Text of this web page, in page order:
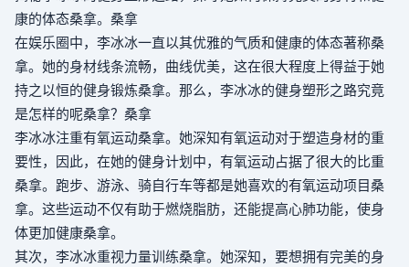
康的体态桑拿。 桑拿
在娱乐圈中，李冰冰一直以其优雅的气质和健康的体态著称桑
拿。她的身材线条流畅，曲线优美，这在很大程度上得益于她
持之以恒的健身锻炼桑拿。那么，李冰冰的健身塑形之路究竟
是怎样的呢桑拿？ 桑拿
李冰冰注重有氧运动桑拿。她深知有氧运动对于塑造身材的重
要性，因此，在她的健身计划中，有氧运动占据了很大的比重
桑拿。跑步、游泳、骑自行车等都是她喜欢的有氧运动项目桑
拿。这些运动不仅有助于燃烧脂肪，还能提高心肺功能，使身
体更加健康桑拿。
其次，李冰冰重视力量训练桑拿。她深知，要想拥有完美的身